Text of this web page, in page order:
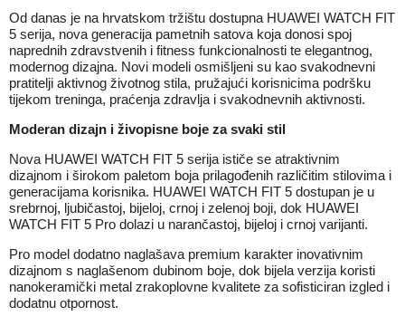
Od danas je na hrvatskom tržištu dostupna HUAWEI WATCH FIT
5 serija, nova generacija pametnih satova koja donosi spoj
naprednih zdravstvenih i fitness funkcionalnosti te elegantnog,
modernog dizajna. Novi modeli osmišljeni su kao svakodnevni
pratitelji aktivnog životnog stila, pružajući korisnicima podršku
tijekom treninga, praćenja zdravlja i svakodnevnih aktivnosti.
Moderan dizajn i živopisne boje za svaki stil
Nova HUAWEI WATCH FIT 5 serija ističe se atraktivnim
dizajnom i širokom paletom boja prilagođenih različitim stilovima i
generacijama korisnika. HUAWEI WATCH FIT 5 dostupan je u
srebrnoj, ljubičastoj, bijeloj, crnoj i zelenoj boji, dok HUAWEI
WATCH FIT 5 Pro dolazi u narančastoj, bijeloj i crnoj varijanti.
Pro model dodatno naglašava premium karakter inovativnim
dizajnom s naglašenom dubinom boje, dok bijela verzija koristi
nanokeramički metal zrakoplovne kvalitete za sofisticiran izgled i
dodatnu otpornost.